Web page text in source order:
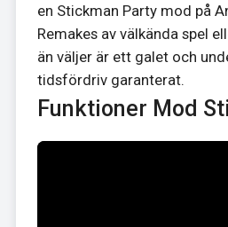
en Stickman Party mod på
Remakes av välkända spel
än väljer är ett galet och
tidsfördriv garanterat.
Funktioner Mod